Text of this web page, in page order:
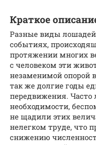
Краткое
Разные виды
событиях,
протяжении многих
с человеком эти
незаменимой опорой
так же долгие годы
передвижения. Часто
необходимости,
не щадили этих
нелегком труде, что
снижению